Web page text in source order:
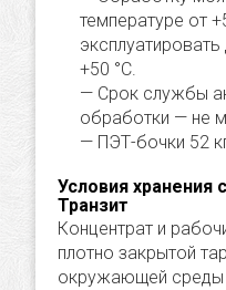
температуре от
+50 °C.
Срок службы
обработки — не
ПЭТ-бочки 52
Условия хранения
Транзит
Концентрат и
плотно закрытой
окружающей среды